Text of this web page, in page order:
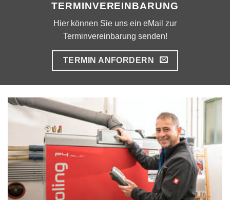
TERMINVEREINBARUNG
Hier können Sie uns ein eMail zur
Terminvereinbarung senden!
TERMIN ANFORDERN